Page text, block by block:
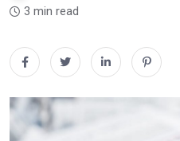
3 min read